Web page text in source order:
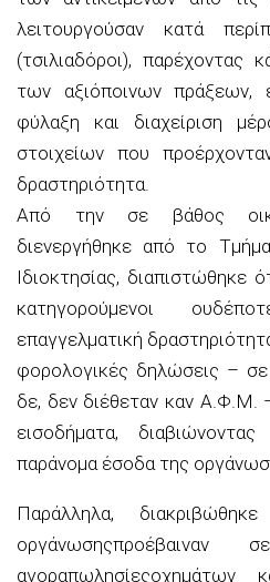
λειτουργούσαν κατά
(τσιλιαδόροι), παρέχοντας
των αξιόποινων πράξεων,
φύλαξη και διαχείριση
στοιχείων που
δραστηριότητα.
Από την σε βάθος
διενεργήθηκε από το
Ιδιοκτησίας, διαπιστώθηκε
κατηγορούμενοι
επαγγελματική
φορολογικές δηλώσεις – σε
δε, δεν διέθεταν καν Α.Φ.Μ.
εισοδήματα,
παράνομα έσοδα της
Παράλληλα, δια
οργάνωσηςπροέβαιναν
αγοραπωλησίεςοχημάτων